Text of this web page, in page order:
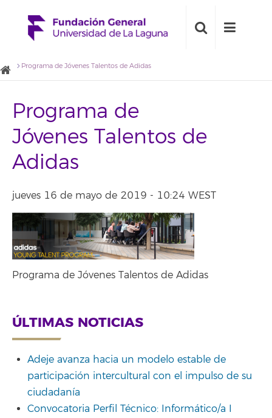
Programa de Jóvenes Talentos de Adidas
Programa de
Jóvenes Talentos de
Adidas
jueves 16 de mayo de 2019 - 10:24 WEST
Programa de Jóvenes Talentos de Adidas
ÚLTIMAS NOTICIAS
Adeje avanza hacia un modelo estable de
participación intercultural con el impulso de su
ciudadanía
Convocatoria Perfil Técnico: Informático/a I